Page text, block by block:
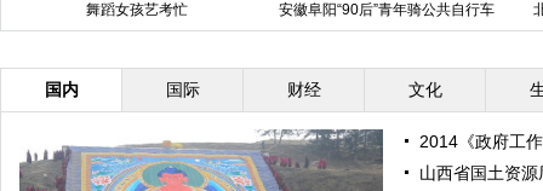
舞蹈女孩艺考忙
安徽阜阳“90后”青年骑公共自行车
迎娶新娘
国内 国际 财经 文化
2014《政府工
山西省国土资